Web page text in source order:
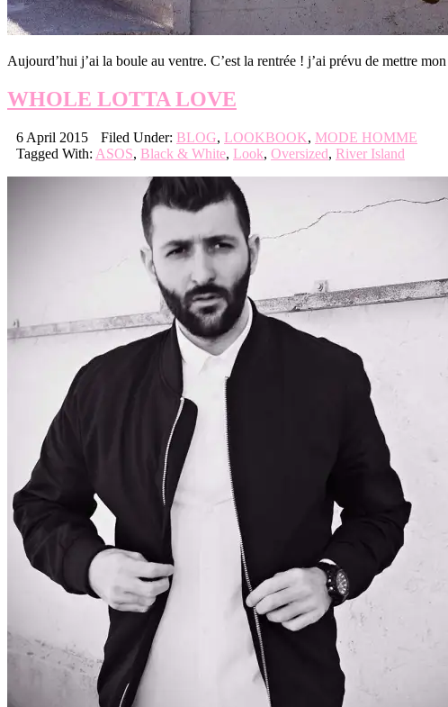
Aujourd’hui j’ai la boule au ventre. C’est la rentrée ! j’ai prévu de mettre
WHOLE LOTTA LOVE
6 April 2015 Filed Under: BLOG, LOOKBOOK, MODE HOMME
Tagged With: ASOS, Black & White, Look, Oversized, River Island